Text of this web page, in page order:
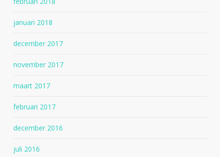
januari 2018
december 2017
november 2017
maart 2017
februari 2017
december 2016
juli 2016